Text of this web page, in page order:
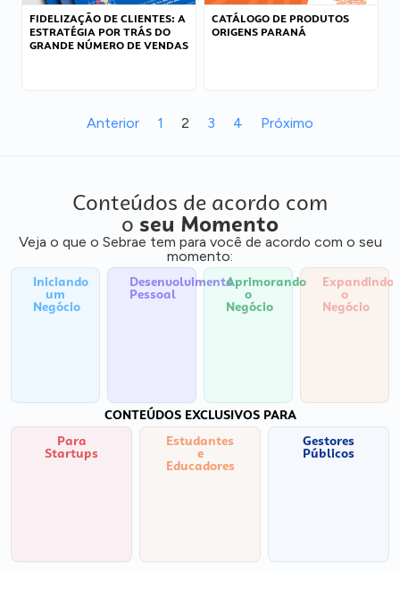
FIDELIZAÇÃO DE CLIENTES: A
ESTRATÉGIA POR TRÁS DO
GRANDE NÚMERO DE VENDAS
CATÁLOGO DE PRODUTOS
ORIGENS PARANÁ
Anterior 1 2 3 4 Próximo
Conteúdos de acordo com
o seu Momento
Veja o que o Sebrae tem para você de acordo com o seu
momento:
Iniciando
um
Negócio
Desenvolvimento
Pessoal
Aprimorando
o
Negócio
Expandindo
o
Negócio
CONTEÚDOS EXCLUSIVOS PARA
Para
Startups
Estudantes
e
Educadores
Gestores
Públicos